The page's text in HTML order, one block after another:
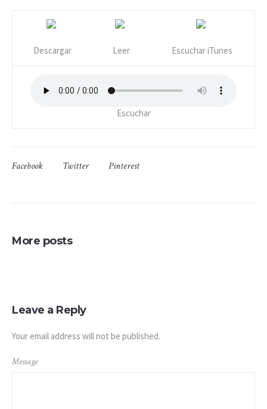
Descargar Leer Escuchar iTunes
Escuchar
Facebook Twitter Pinterest
More posts
Leave a Reply
Your email address will not be published.
Message